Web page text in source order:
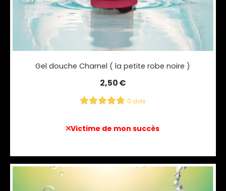
Gel douche Charnel ( la petite robe noire )
2,50€
0 avis
Victime de mon succès